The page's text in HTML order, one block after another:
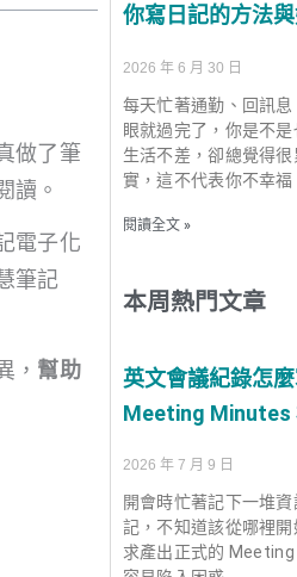
做了筆
讀。
電子化
筆記
， 幫助
你寫日記的方法
2026 年 6 月 30 日
每天忙著通勤、回訊
眼就過完了，你是不
生活不差，卻總覺得
實，這不代表你不幸福
閱讀全文 »
本周熱門文章
英文會議紀錄怎
Meeting Minutes
2026 年 7 月 9 日
開會時忙著記下一堆
記，不知道該從哪裡
求產出正式的